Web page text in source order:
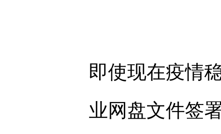
即使现在疫情
业网盘文件签